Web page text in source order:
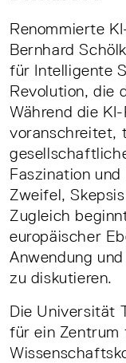
Renommierte
Bernhard
für Intelligente
Revolution, die
Während die
voranschreitet,
Faszination
Zweifel,
Zugleich
europäischer
Anwendung
zu diskutieren.
Die Universität
für ein Zentrum